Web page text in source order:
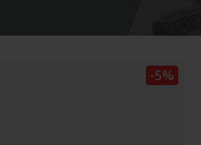
-5%